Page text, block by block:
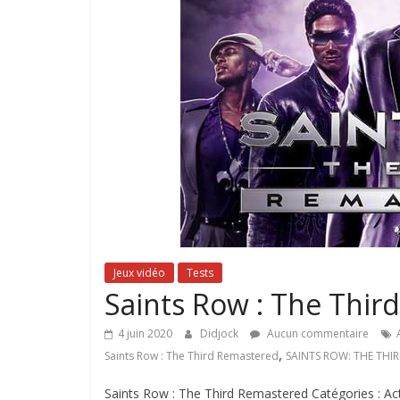
Jeux vidéo Tests
Saints Row : The
4 juin 2020 Didjock Aucun commentaire
Saints Row : The Third Remastered, SAINTS ROW: THE
Saints Row : The Third Remastered Catégories :